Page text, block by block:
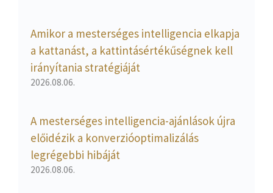
Amikor a mesterséges intelligencia elkapja
a kattanást, a kattintásértékűségnek kell
irányítania stratégiáját
2026.08.06.
A mesterséges intelligencia-ajánlások újra
előidézik a konverzióoptimalizálás
legrégebbi hibáját
2026.08.06.